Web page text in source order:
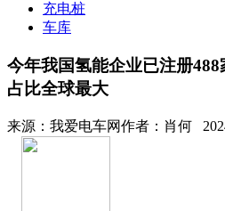
充电桩
车库
今年我国氢能企业已注册
占比全球最大
来源： 我爱电车网作者： 肖何